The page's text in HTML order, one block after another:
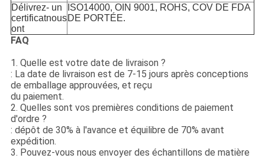
Délivrez- un
certificatnous
ont
ISO14000, OIN 9001, ROHS, COV DE FDA
DE PORTÉE.
FAQ
1. Quelle est votre date de livraison ?
: La date de livraison est de 7-15 jours après conceptions
de emballage approuvées, et reçu
du paiement.
2. Quelles sont vos premières conditions de paiement
d'ordre ?
: dépôt de 30% à l'avance et équilibre de 70% avant
expédition.
3. Pouvez-vous nous envoyer des échantillons de matière